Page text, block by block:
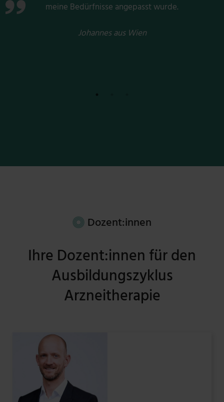
Chinesischen Medizin. Der gegenseitige Austausch und
Wissen stets zu erweitern und so meinen Patienten
Dozent:innen
Ihre Dozent:innen für den
Ausbildungszyklus
Arzneitherapie